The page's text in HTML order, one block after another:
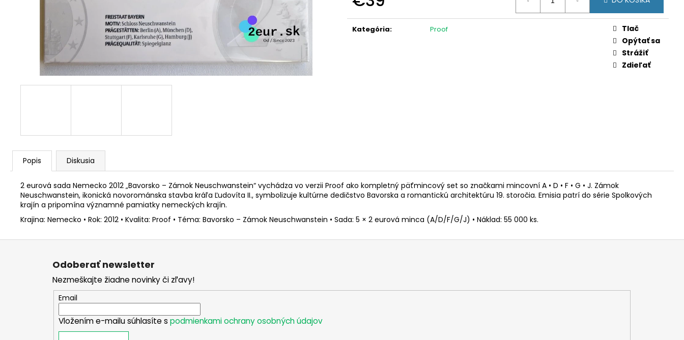
cena:
Kategória: Proof
Tlač
Opýtať sa
Strážiť
Zdieľať
Popis Diskusia
2 eurová sada Nemecko 2012 „Bavorsko – Zámok Neuschwanstein“ vychádza vo verzii Proof ako kompletný päťmincový set so značkami mincovní A • D • F • G • J. Zámok
Neuschwanstein, ikonická novorománska stavba kráľa Ľudovíta II., symbolizuje kultúrne dedičstvo Bavorska a romantickú architektúru 19. storočia. Emisia patrí do série Spolkových
krajín a pripomína významné pamiatky nemeckých krajín.
Krajina: Nemecko • Rok: 2012 • Kvalita: Proof • Téma: Bavorsko – Zámok Neuschwanstein • Sada: 5 × 2 eurová minca (A/D/F/G/J) • Náklad: 55 000 ks.
€3,50
€3,10
Z
Odoberať newsletter
Nezmeškajte žiadne novinky či zľavy!
Email
Vložením e-mailu súhlasíte s podmienkami ochrany osobných údajov